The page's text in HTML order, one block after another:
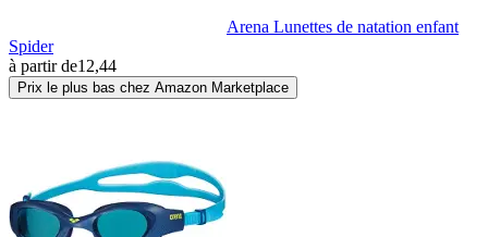
Arena Lunettes de natation enfant
Spider
à partir de12,44
Prix le plus bas chez Amazon Marketplace